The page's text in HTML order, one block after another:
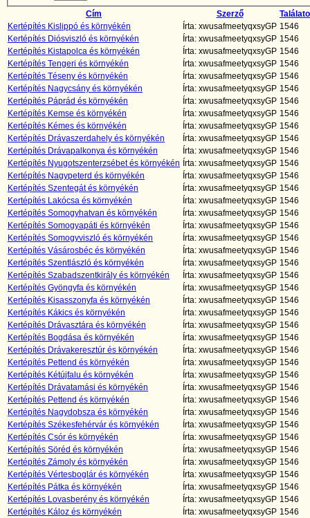
Cím Szerző
Kertépítés Kislippó és környékén
Írta: xwusafmeetyqxsyGP 1546
Kertépítés Diósviszló és környékén
Írta: xwusafmeetyqxsyGP 1546
Kertépítés Kistapolca és környékén
Írta: xwusafmeetyqxsyGP 1546
Kertépítés Tengeri és környékén
Írta: xwusafmeetyqxsyGP 1546
Kertépítés Téseny és környékén
Írta: xwusafmeetyqxsyGP 1546
Kertépítés Nagycsány és környékén
Írta: xwusafmeetyqxsyGP 1546
Kertépítés Páprád és környékén
Írta: xwusafmeetyqxsyGP 1546
Kertépítés Kemse és környékén
Írta: xwusafmeetyqxsyGP 1546
Kertépítés Kémes és környékén
Írta: xwusafmeetyqxsyGP 1546
Kertépítés Drávaszerdahely és környékén
Írta: xwusafmeetyqxsyGP 1546
Kertépítés Drávapalkonya és környékén
Írta: xwusafmeetyqxsyGP 1546
Kertépítés Nyugotszenterzsébet és környékén Írta: xwusafmeetyqxsyGP 1546
Kertépítés Nagypeterd és környékén
Írta: xwusafmeetyqxsyGP 1546
Kertépítés Szentegát és környékén
Írta: xwusafmeetyqxsyGP 1546
Kertépítés Lakócsa és környékén
Írta: xwusafmeetyqxsyGP 1546
Kertépítés Somogyhatvan és környékén
Írta: xwusafmeetyqxsyGP 1546
Kertépítés Somogyapáti és környékén
Írta: xwusafmeetyqxsyGP 1546
Kertépítés Somogyviszló és környékén
Írta: xwusafmeetyqxsyGP 1546
Kertépítés Vásárosbéc és környékén
Írta: xwusafmeetyqxsyGP 1546
Kertépítés Szentlászló és környékén
Írta: xwusafmeetyqxsyGP 1546
Kertépítés Szabadszentkirály és környékén
Írta: xwusafmeetyqxsyGP 1546
Kertépítés Gyöngyfa és környékén
Írta: xwusafmeetyqxsyGP 1546
Kertépítés Kisasszonyfa és környékén
Írta: xwusafmeetyqxsyGP 1546
Kertépítés Kákics és környékén
Írta: xwusafmeetyqxsyGP 1546
Kertépítés Drávasztára és környékén
Írta: xwusafmeetyqxsyGP 1546
Kertépítés Bogdása és környékén
Írta: xwusafmeetyqxsyGP 1546
Kertépítés Drávakeresztúr és környékén
Írta: xwusafmeetyqxsyGP 1546
Kertépítés Pettend és környékén
Írta: xwusafmeetyqxsyGP 1546
Kertépítés Kétújfalu és környékén
Írta: xwusafmeetyqxsyGP 1546
Kertépítés Drávatamási és környékén
Írta: xwusafmeetyqxsyGP 1546
Kertépítés Pettend és környékén
Írta: xwusafmeetyqxsyGP 1546
Kertépítés Nagydobsza és környékén
Írta: xwusafmeetyqxsyGP 1546
Kertépítés Székesfehérvár és környékén
Írta: xwusafmeetyqxsyGP 1546
Kertépítés Csór és környékén
Írta: xwusafmeetyqxsyGP 1546
Kertépítés Söréd és környékén
Írta: xwusafmeetyqxsyGP 1546
Kertépítés Zámoly és környékén
Írta: xwusafmeetyqxsyGP 1546
Kertépítés Vértesboglár és környékén
Írta: xwusafmeetyqxsyGP 1546
Kertépítés Pátka és környékén
Írta: xwusafmeetyqxsyGP 1546
Kertépítés Lovasberény és környékén
Írta: xwusafmeetyqxsyGP 1546
Kertépítés Káloz és környékén
Írta: xwusafmeetyqxsyGP 1546